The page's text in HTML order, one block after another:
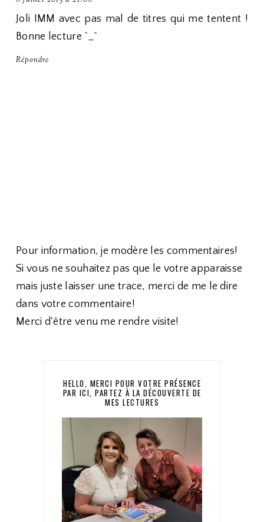
Joli IMM avec pas mal de titres qui me tentent !
Bonne lecture ^_^
Répondre
Pour information, je modère les commentaires!
Si vous ne souhaitez pas que le votre apparaisse
mais juste laisser une trace, merci de me le dire
dans votre commentaire!
Merci d'être venu me rendre visite!
HELLO, MERCI POUR VOTRE PRÉSENCE
PAR ICI, PARTEZ À LA DÉCOUVERTE DE
MES LECTURES